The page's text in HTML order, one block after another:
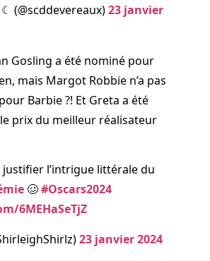
(@scddevereaux)23 janvier
Gosling a été nominé pour
mais Margot Robbie n’a pas
Barbie ?! Et Greta a été
prix du meilleur réalisateur
justifier l’intrigue littérale du
🥴#Oscars2024
6MEHaSeTjZ
23 janvier 2024